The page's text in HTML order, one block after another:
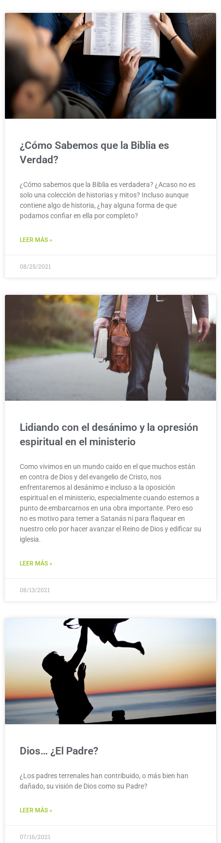
¿Cómo Sabemos que la Biblia es
Verdad?
¿Cómo sabemos que la Biblia es verdadera? ¿Acaso no es
solo una colección de historias y mitos? Incluso aunque
contiene algo de historia, ¿hay alguna forma de que
podamos confiar en ella por completo?
LEER MÁS »
08/25/2021
Lidiando con el desánimo y la opresión
espiritual en el ministerio
Como vivimos en un mundo caído en el que muchos están
en contra de Dios y del evangelio de Cristo, nos
enfrentaremos al desánimo e incluso a la oposición
espiritual en el ministerio, especialmente cuando estemos a
punto de embarcarnos en una obra importante. Pero eso
no es motivo para temer a Satanás ni para flaquear en
nuestro celo por hacer avanzar el Reino de Dios y edificar su
iglesia.
LEER MÁS »
08/13/2021
Dios… ¿El Padre?
¿Los padres terrenales han contribuido, o más bien han
dañado, su visión de Dios como su Padre?
LEER MÁS »
07/16/2021